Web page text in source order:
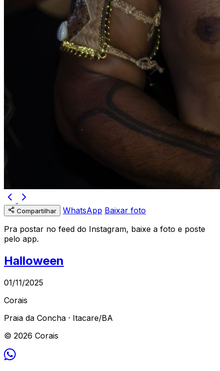
Compartilhar WhatsApp Baixar foto
Pra postar no feed do Instagram, baixe a foto e poste
pelo app.
Halloween
01/11/2025
Corais
Praia da Concha · Itacare/BA
© 2026 Corais